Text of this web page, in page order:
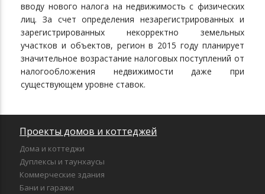
вводу нового налога на недвижимость с физических
лиц. За счет определения незарегистрированных и
зарегистрированных некорректно земельных
участков и объектов, регион в 2015 году планирует
значительное возрастание налоговых поступлений от
налогообложения недвижимости даже при
существующем уровне ставок.
Проекты домов и коттеджей
Дома и коттеджи
Дуплексы и таунхаусы
Коммерческие здания
Бани и гаражи